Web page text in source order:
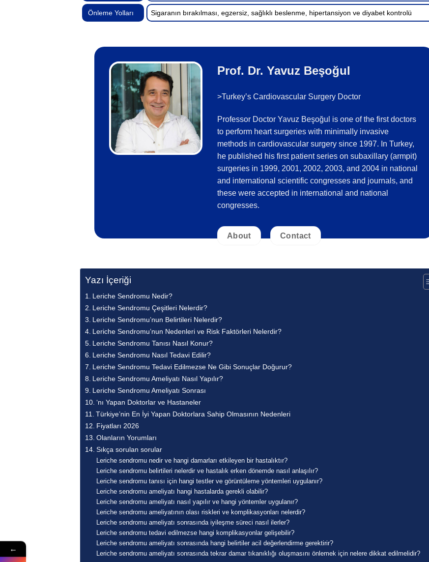
Önleme Yolları Sigaranın bırakılması, egzersiz, sağlıklı beslenme, hipertansiyon ve diyabet kontrolü
Prof. Dr. Yavuz Beşoğul
>Turkey’s Cardiovascular Surgery Doctor
Professor Doctor Yavuz Beşoğul is one of the first doctors
to perform heart surgeries with minimally invasive
methods in cardiovascular surgery since 1997. In Turkey,
he published his first patient series on subaxillary (armpit)
surgeries in 1999, 2001, 2002, 2003, and 2004 in national
and international scientific congresses and journals, and
these were accepted in international and national
congresses.
About Contact
Yazı İçeriği
Leriche Sendromu Nedir?
Leriche Sendromu Çeşitleri Nelerdir?
Leriche Sendromu’nun Belirtileri Nelerdir?
Leriche Sendromu’nun Nedenleri ve Risk Faktörleri Nelerdir?
Leriche Sendromu Tanısı Nasıl Konur?
Leriche Sendromu Nasıl Tedavi Edilir?
Leriche Sendromu Tedavi Edilmezse Ne Gibi Sonuçlar Doğurur?
Leriche Sendromu Ameliyatı Nasıl Yapılır?
Leriche Sendromu Ameliyatı Sonrası
‘nı Yapan Doktorlar ve Hastaneler
Türkiye’nin En İyi Yapan Doktorlara Sahip Olmasının Nedenleri
Fiyatları 2026
Olanların Yorumları
Sıkça sorulan sorular
Leriche sendromu nedir ve hangi damarları etkileyen bir hastalıktır?
Leriche sendromu belirtileri nelerdir ve hastalık erken dönemde nasıl anlaşılır?
Leriche sendromu tanısı için hangi testler ve görüntüleme yöntemleri uygulanır?
Leriche sendromu ameliyatı hangi hastalarda gerekli olabilir?
Leriche sendromu ameliyatı nasıl yapılır ve hangi yöntemler uygulanır?
Leriche sendromu ameliyatının olası riskleri ve komplikasyonları nelerdir?
Leriche sendromu ameliyatı sonrasında iyileşme süreci nasıl ilerler?
Leriche sendromu tedavi edilmezse hangi komplikasyonlar gelişebilir?
Leriche sendromu ameliyatı sonrasında hangi belirtiler acil değerlendirme gerektirir?
Leriche sendromu ameliyatı sonrasında tekrar damar tıkanıklığı oluşmasını önlemek için nelere dikkat edilmelidir?
←